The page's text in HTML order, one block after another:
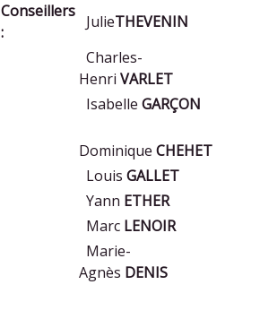
Conseillers
:
JulieTHEVENIN
Charles-
Henri VARLET
Isabelle GARÇON
Dominique CHEHET
Louis GALLET
Yann ETHER
Marc LENOIR
Marie-
Agnès DENIS